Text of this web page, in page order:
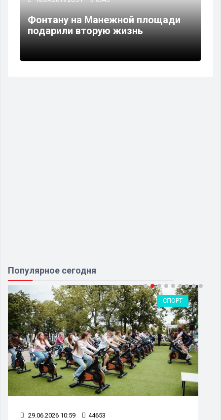
Фонтану на Манежной площади
подарили вторую жизнь
Популярное сегодня
СПОРТ
29.06.2026 10:59 44653